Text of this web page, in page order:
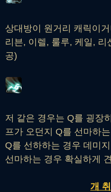
상대방이 원거리 캐릭이
리븐, 이렐, 룰루, 케일, 리
공)
저 같은 경우는 Q를 굉장
프가 오던지 Q를 선마하
Q를 선하하는 경우 데미
선마하는 경우 확실하게
개